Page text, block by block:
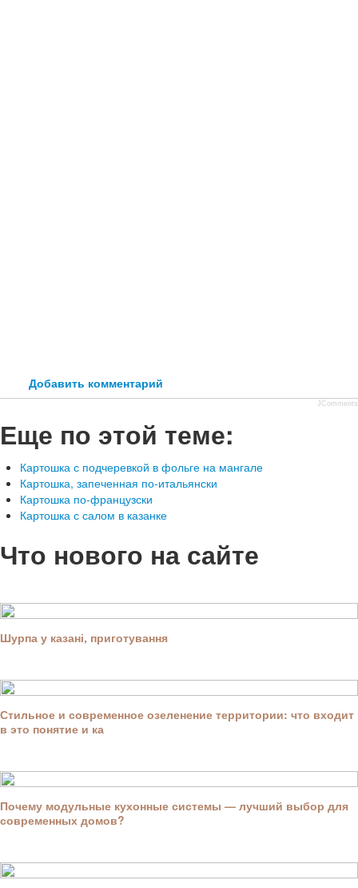
Добавить комментарий
JComments
Еще по этой теме:
Картошка с подчеревкой в фольге на мангале
Картошка, запеченная по-итальянски
Картошка по-французски
Картошка с салом в казанке
Что нового на сайте
Шурпа у казані, приготування
Стильное и современное озеленение территории: что входит
в это понятие и ка
Почему модульные кухонные системы — лучший выбор для
современных домов?